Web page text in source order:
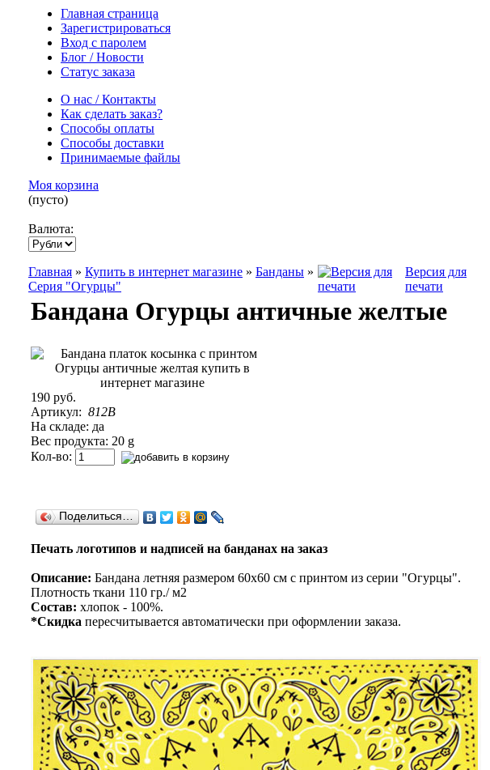
Главная страница
Зарегистрироваться
Вход с паролем
Блог / Новости
Статус заказа
О нас / Контакты
Как сделать заказ?
Способы оплаты
Способы доставки
Принимаемые файлы
Моя корзина
(пусто)
Валюта:
Главная » Купить в интернет магазине » Банданы »
Серия "Огурцы"
Версия для
печати
Бандана Огурцы античные желтые
190 руб.
Артикул: 812B
На складе: да
Вес продукта: 20 g
Кол-во:
Поделиться…
Печать логотипов и надписей на банданах на заказ
Описание: Бандана летняя размером 60х60 см с принтом из серии "Огурцы".
Плотность ткани 110 гр./ м2
Состав: хлопок - 100%.
*Скидка пересчитывается автоматически при оформлении заказа.